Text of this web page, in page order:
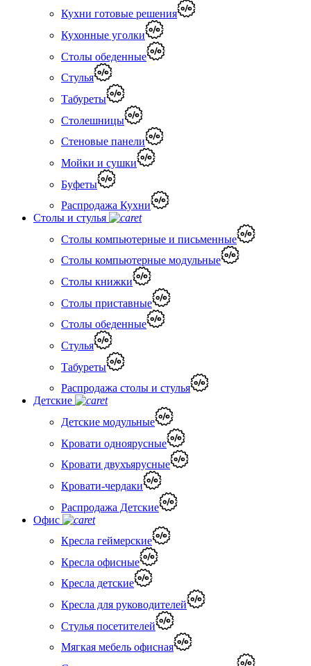
Кухни готовые решения
Кухонные уголки
Столы обеденные
Стулья
Табуреты
Столешницы
Стеновые панели
Мойки и сушки
Буфеты
Распродажа Кухни
Столы и стулья
Столы компьютерные и письменные
Столы компьютерные модульные
Столы книжки
Столы приставные
Столы обеденные
Стулья
Табуреты
Распродажа столы и стулья
Детские
Детские модульные
Кровати одноярусные
Кровати двухъярусные
Кровати-чердаки
Распродажа Детские
Офис
Кресла геймерские
Кресла офисные
Кресла детские
Кресла для руководителей
Стулья посетителей
Мягкая мебель офисная